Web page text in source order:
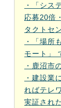
・「シス
応募20倍
タクトセ
・「場所
モート」
・鹿沼市
・建設業
ればテレ
実証され